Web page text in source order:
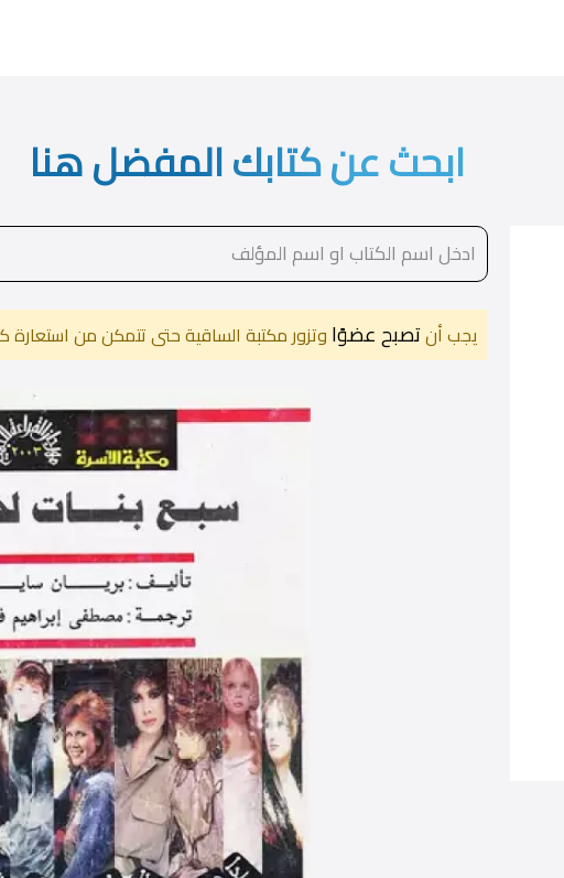
ابحث عن كتابك المفضل هنا
يجب أنتصبح عضوًا وتزور مكتبة الساقية حتى تتمكن من استعارة